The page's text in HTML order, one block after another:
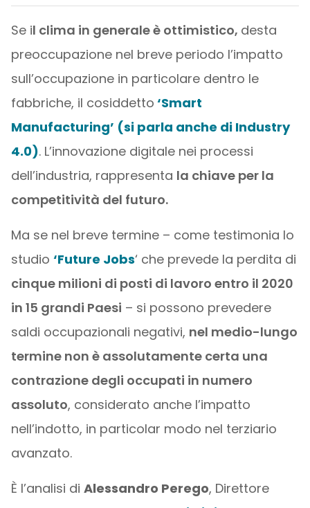
Se il clima in generale è ottimistico, desta
preoccupazione nel breve periodo l’impatto
sull’occupazione in particolare dentro le
fabbriche, il cosiddetto ‘Smart
Manufacturing’ (si parla anche di Industry
4.0). L’innovazione digitale nei processi
dell’industria, rappresenta la chiave per la
competitività del futuro.
Ma se nel breve termine – come testimonia lo
studio ‘Future Jobs‘ che prevede la perdita di
cinque milioni di posti di lavoro entro il 2020
in 15 grandi Paesi – si possono prevedere
saldi occupazionali negativi, nel medio-lungo
termine non è assolutamente certa una
contrazione degli occupati in numero
assoluto, considerato anche l’impatto
nell’indotto, in particolar modo nel terziario
avanzato.
È l’analisi di Alessandro Perego, Direttore